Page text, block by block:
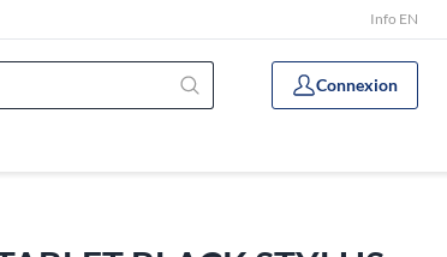
Info EN
Connexion